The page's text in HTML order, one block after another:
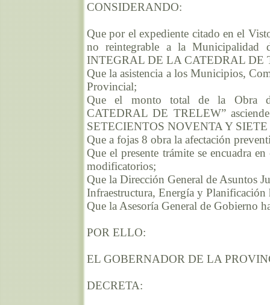
CONSIDERANDO:
Que por el expediente citado en el
no reintegrable a la Municipalidad
INTEGRAL DE LA CATEDRAL DE
Que la asistencia a los Municipios,
Provincial;
Que el monto total de la Obra
CATEDRAL DE TRELEW”
SETECIENTOS NOVENTA Y
Que a fojas 8 obra la afectación
Que el presente trámite se encuadra
modificatorios;
Que la Dirección General de Asuntos
Infraestructura, Energía y
Que la Asesoría General de Gobierno
POR ELLO:
EL GOBERNADOR DE LA
DECRETA: